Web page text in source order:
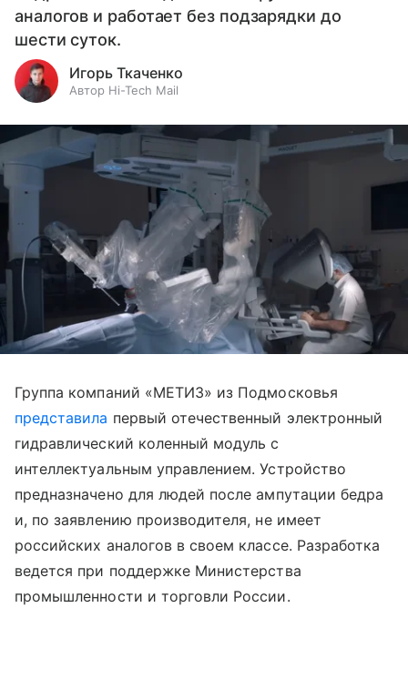
аналогов и работает без подзарядки до
шести суток.
Игорь Ткаченко
Автор Hi-Tech Mail
Группа компаний «МЕТИЗ» из Подмосковья
представила первый отечественный электронный
гидравлический коленный модуль с
интеллектуальным управлением. Устройство
предназначено для людей после ампутации бедра
и, по заявлению производителя, не имеет
российских аналогов в своем классе. Разработка
ведется при поддержке Министерства
промышленности и торговли России.